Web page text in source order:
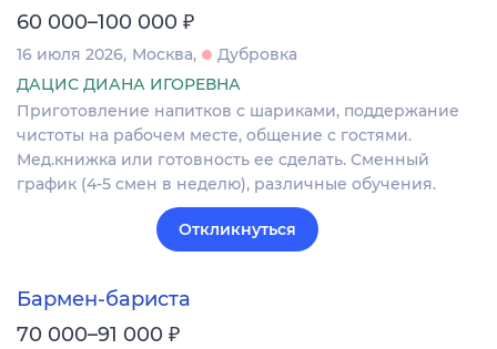
60 000–100 000 ₽
16 июля 2026 Москва
Дубровка
ДАЦИС ДИАНА ИГОРЕВНА
Приготовление напитков с шариками, поддержание
чистоты на рабочем месте, общение с гостями.
Мед.книжка или готовность ее сделать. Сменный
график (4-5 смен в неделю), различные обучения.
Откликнуться
Бармен-бариста
70 000–91 000 ₽